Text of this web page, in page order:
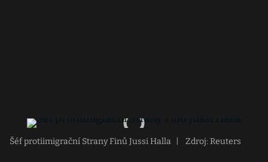
Šéf protiimigrační Strany Finů Jussi Halla Zdroj: Reuters